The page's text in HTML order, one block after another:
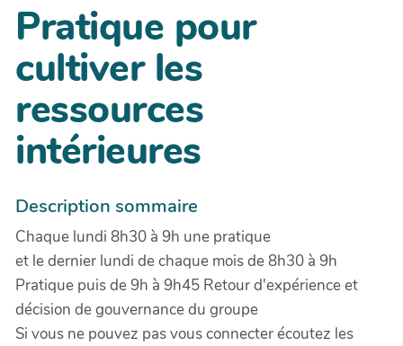
Pratique pour
cultiver les
ressources
intérieures
Description sommaire
Chaque lundi 8h30 à 9h une pratique
et le dernier lundi de chaque mois de 8h30 à 9h
Pratique puis de 9h à 9h45 Retour d'expérience et
décision de gouvernance du groupe
Si vous ne pouvez pas vous connecter écoutez les